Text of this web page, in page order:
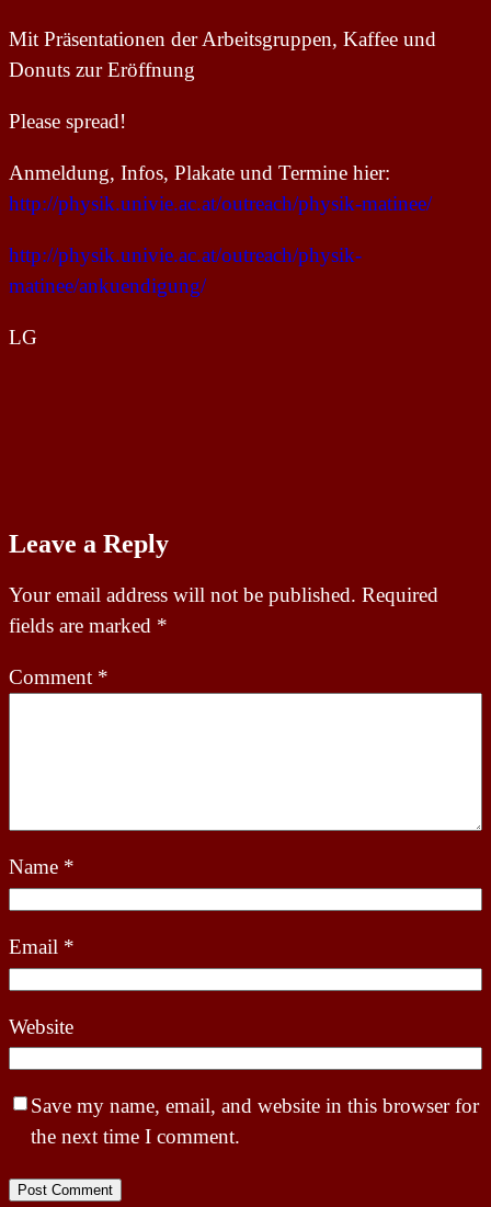
Mit Präsentationen der Arbeitsgruppen, Kaffee und
Donuts zur Eröffnung
Please spread!
Anmeldung, Infos, Plakate und Termine hier:
http://physik.univie.ac.at/outreach/physik-matinee/
http://physik.univie.ac.at/outreach/physik-
matinee/ankuendigung/
LG
Leave a Reply
Your email address will not be published. Required
fields are marked *
Comment *
Name *
Email *
Website
Save my name, email, and website in this browser for
the next time I comment.